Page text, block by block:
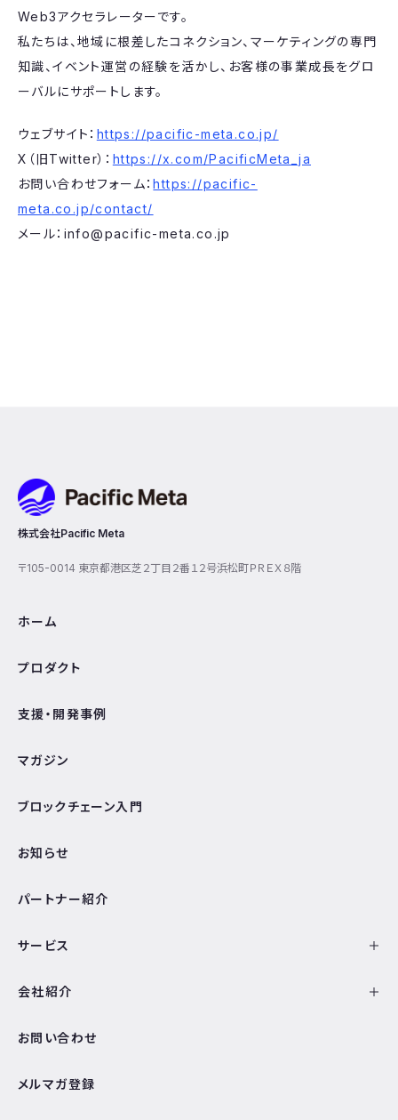
Web3アクセラレーターです。
私たちは、地域に根差したコネクション、マーケティングの専門
知識、イベント運営の経験を活かし、お客様の事業成長をグロ
ーバルにサポートします。
ウェブサイト： https://pacific-meta.co.jp/
X（旧Twitter）： https://x.com/PacificMeta_ja
お問い合わせフォーム：https://pacific-
meta.co.jp/contact/
メール：info@pacific-meta.co.jp
株式会社Pacific Meta
〒105-0014 東京都港区芝２丁目２番１２号浜松町ＰＲＥＸ８階
ホーム
プロダクト
支援・開発事例
マガジン
ブロックチェーン入門
お知らせ
パートナー紹介
サービス
会社紹介
お問い合わせ
メルマガ登録